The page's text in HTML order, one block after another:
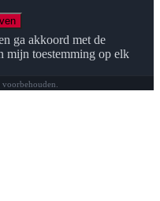
ga akkoord met de
mijn toestemming op elk